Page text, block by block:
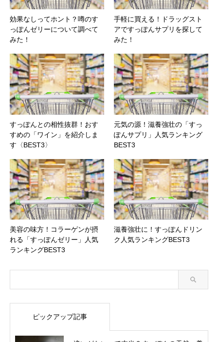
効果なしってホント？噂のす
っぽんゼリーについて調べて
みた！
手軽に買える！ドラッグスト
アですっぽんサプリを探して
みた！
すっぽんとの相性抜群！おす
すめの「ワイン」を紹介しま
す〈BEST3〉
元気の源！滋養強壮の「すっ
ぽんサプリ」人気ランキング
BEST3
美容の味方！コラーゲンが摂
れる「すっぽんゼリー」人気
ランキングBEST3
滋養強壮に！すっぽんドリン
ク人気ランキングBEST3
ピックアップ記事